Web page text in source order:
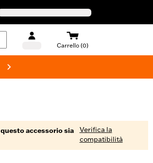
Carrello (0)
accessorio sia
Verifica la
compatibilità